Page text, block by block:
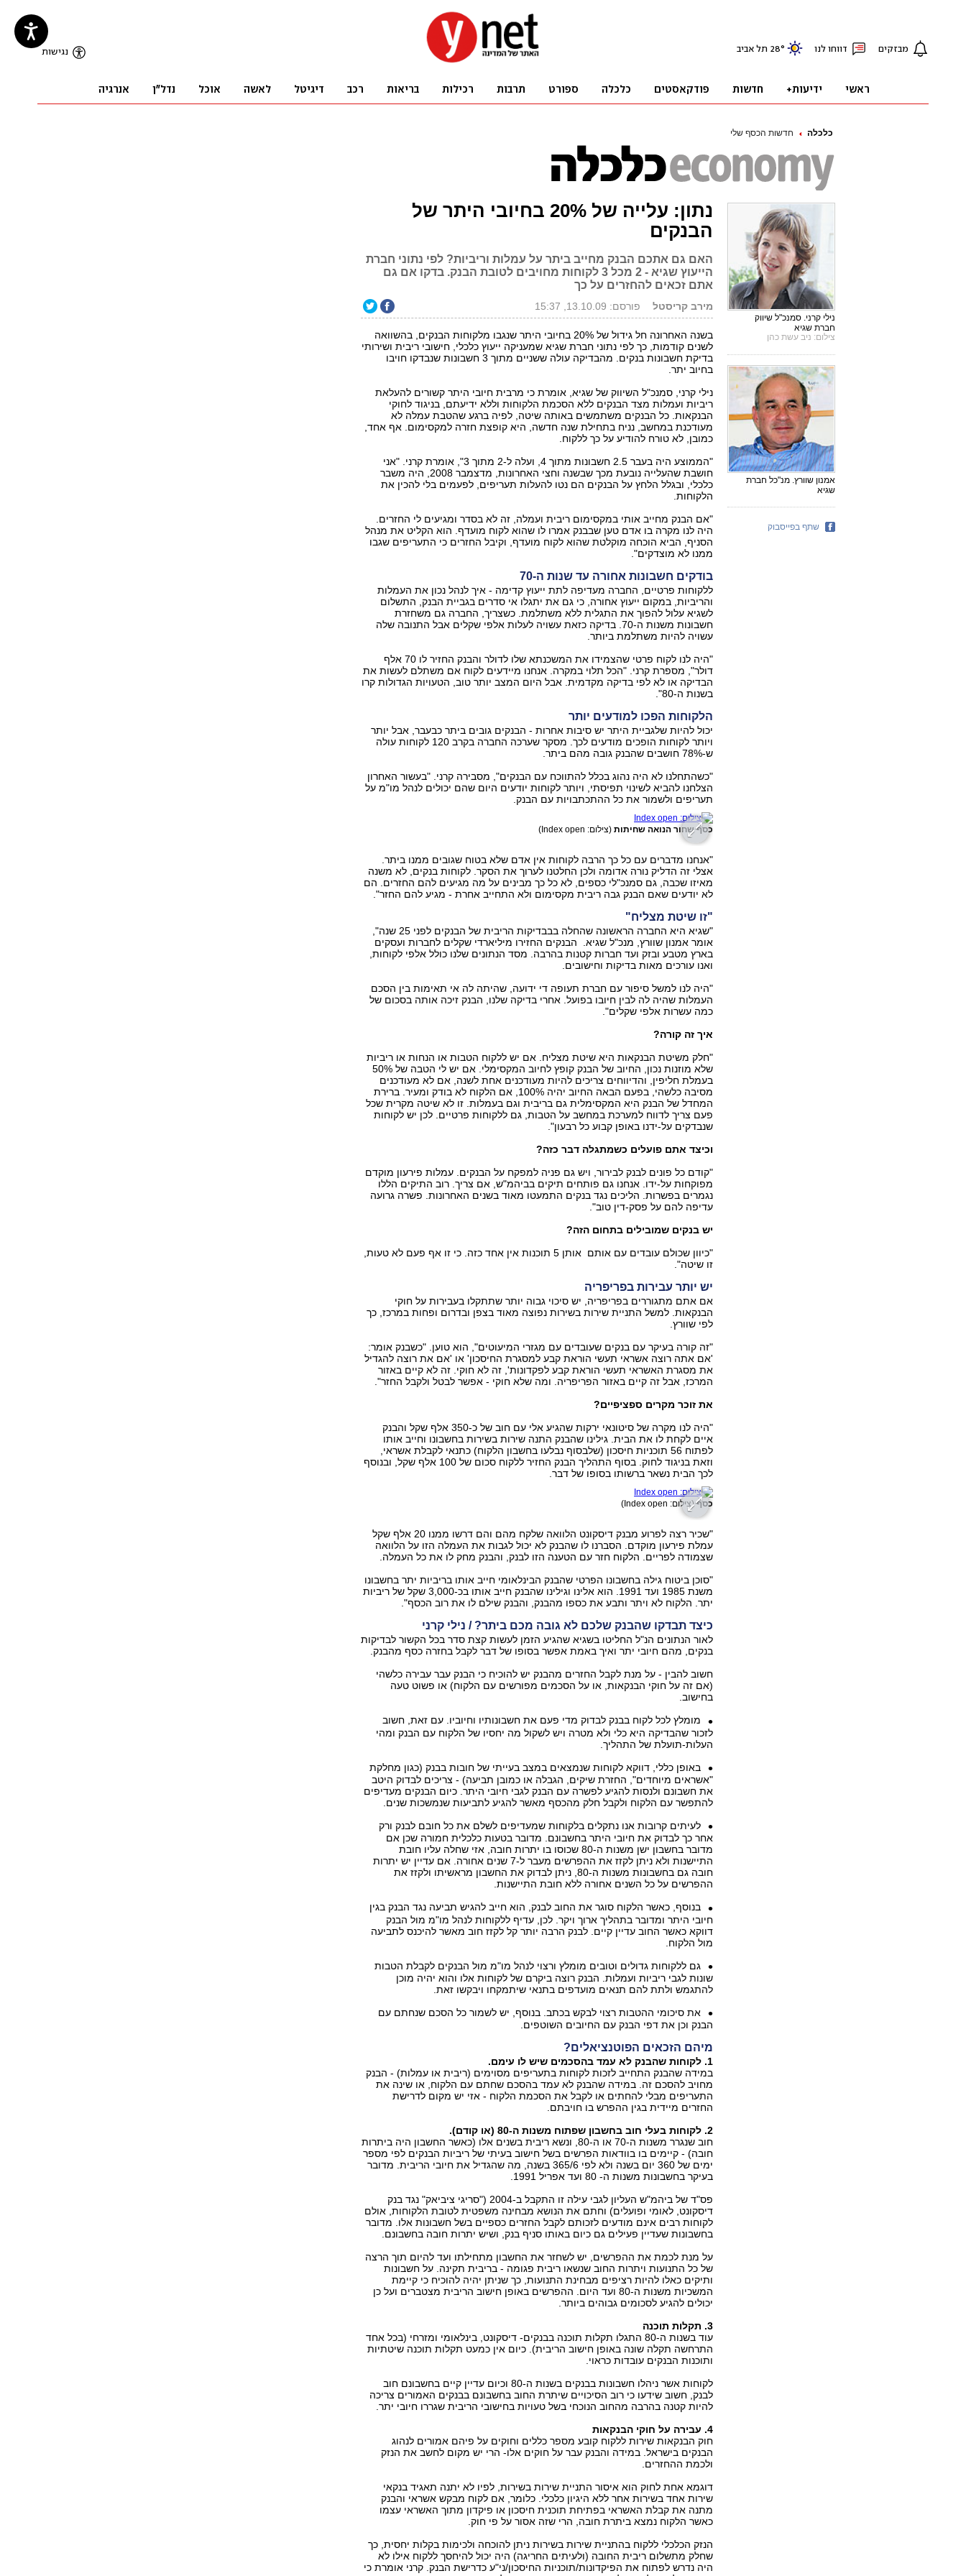
כלכלה חדשות הכסף שלי
נתון: עלייה של 20% בחיובי היתר של
הבנקים
האם גם אתכם הבנק מחייב ביתר על עמלות וריביות? לפי נתוני חברת
הייעוץ שגיא - 2 מכל 3 לקוחות מחויבים לטובת הבנק. בדקו אם גם
אתם זכאים להחזרים על כך
מירב קריסטל פורסם: 13.10.09, 15:37
בשנה האחרונה חל גידול של 20% בחיובי היתר שנגבו מלקוחות הבנקים, בהשוואה
לשנים קודמות, כך לפי נתוני חברת שגיא שמעניקה ייעוץ כלכלי, חישובי ריבית ושירותי
בדיקת חשבונות בנקים. מהבדיקה עולה ששניים מתוך 3 חשבונות שנבדקו חויבו
בחיוב יתר.
נילי קרני, סמנכ"ל השיווק של שגיא, אומרת כי מרבית חיובי היתר קשורים להעלאת
ריביות ועמלות מצד הבנקים ללא הסכמת הלקוחות וללא ידיעתם, בניגוד לחוקי
הבנקאות. כל הבנקים משתמשים באותה שיטה, לפיה ברגע שהטבת עמלה לא
מעודכנת במחשב, נניח בתחילת שנה חדשה, היא קופצת חזרה למקסימום. אף אחד,
כמובן, לא טורח להודיע על כך ללקוח.
"הממוצע היה בעבר 2.5 חשבונות מתוך 4, ועלה ל-2 מתוך 3", אומרת קרני. "אני
חושבת שהעלייה נובעת מכך שבשנה וחצי האחרונות, מדצמבר 2008, היה משבר
כלכלי, ובגלל הלחץ על הבנקים הם נטו להעלות תעריפים, לפעמים בלי להכין את
הלקוחות.
"אם הבנק מחייב אותי במקסימום ריבית ועמלה, זה לא בסדר ומגיעים לי החזרים.
היה לנו מקרה בו אדם טען שבבנק אמרו לו שהוא לקוח מועדף. הוא הקליט את מנהל
הסניף, הביא הוכחה מוקלטת שהוא לקוח מועדף, וקיבל החזרים כי התעריפים שגבו
ממנו לא מוצדקים".
בודקים חשבונות אחורה עד שנות ה-70
ללקוחות פרטיים, החברה מעדיפה לתת ייעוץ קדימה - איך לנהל נכון את העמלות
והריביות, במקום ייעוץ אחורה, כי גם את יתגלו אי סדרים בגביית הבנק, התשלום
לשגיא עלול להפוך את התגלית ללא משתלמת. כשצריך, החברה גם משחזרת
חשבונות משנות ה-70. בדיקה כזאת עשויה לעלות אלפי שקלים אבל התנובה שלה
עשויה להיות משתלמת ביותר.
"היה לנו לקוח פרטי שהצמידו את המשכנתא שלו לדולר והבנק החזיר לו 70 אלף
דולר", מספרת קרני. "הכל תלוי במקרה. אנחנו מיידעים לקוח אם משתלם לעשות את
הבדיקה או לא לפי בדיקה מקדמית. אבל היום המצב יותר טוב, הטעויות הגדולות קרו
בשנות ה-80".
הלקוחות הפכו למודעים יותר
יכול להיות שלגביית היתר יש סיבות אחרות - הבנקים גובים ביתר כבעבר, אבל יותר
ויותר לקוחות הופכים מודעים לכך. מסקר שערכה החברה בקרב 120 לקוחות עולה
ש-78% חושבים שהבנק גובה מהם ביתר.
"כשהתחלנו לא היה נהוג בכלל להתווכח עם הבנקים", מסבירה קרני. "בעשור האחרון
הצלחנו להביא לשינוי תפיסתי, ויותר לקוחות יודעים היום שהם יכולים לנהל מו"מ על
תעריפים ולשמור את כל ההתכתבויות עם הבנק.
כסף שחור הנואה שחיתות (צילום: Index open)
"אנחנו מדברים עם כל כך הרבה לקוחות אין אדם שלא בטוח שגובים ממנו ביתר.
אצלי זה הדליק נורה אדומה ולכן החלטנו לערוך את הסקר. לקוחות בנקים, לא משנה
מאיזו שכבה, גם סמנכ"לי כספים, לא כל כך מבינים על מה מגיעים להם החזרים. הם
לא יודעים שאם הבנק גבה ריבית מקסימום ולא התחייב אחרת - מגיע להם החזר".
"זו שיטת מצליח"
"שגיא היא החברה הראשונה שהחלה בבבדיקות הריבית של הבנקים לפני 25 שנה",
אומר אמנון שוורץ, מנכ"ל שגיא. הבנקים החזירו מיליארדי שקלים לחברות ועסקים
בארץ מטבע ובזק ועד חברות קטנות בהרבה. מסד הנתונים שלנו כולל אלפי לקוחות,
ואנו עורכים מאות בדיקות וחישובים.
"היה לנו למשל סיפור עם חברת תעופה די ידועה, שהיתה לה אי תאימות בין הסכם
העמלות שהיה לה לבין חיובו בפועל. אחרי בדיקה שלנו, הבנק זיכה אותה בסכום של
כמה עשרות אלפי שקלים".
איך זה קורה?
"חלק משיטת הבנקאות היא שיטת מצליח. אם יש ללקוח הטבות או הנחות או ריביות
שלא מוזנות נכון, החיוב של הבנק קופץ לחיוב המקסימלי. אם יש לי הטבה של 50%
בעמלת חליפין, והדיווחים צריכים להיות מעודכנים אחת לשנה, אם לא מעודכנים
מסיבה כלשהי, בפעם הבאה החיוב יהיה 100%, אם הלקוח לא בודק ומעיר. ברירת
המחדל של הבנק היא המקסימלית גם בריבית וגם בעמלות. זו לא שיטה מקרית שכל
פעם צריך לדווח למערכת במחשב על הטבות, גם ללקוחות פרטיים. לכן יש לקוחות
שנבדקים על-ידנו באופן קבוע כל רבעון".
וכיצד אתם פועלים כשמתגלה דבר כזה?
"קודם כל פונים לבנק לבירור, ויש גם פניה למפקח על הבנקים. עמלות פירעון מוקדם
מפוקחות על-ידו. אנחנו גם פותחים תיקים בביהמ"ש, אם צריך. רוב התיקים הללו
נגמרים בפשרות. הליכים נגד בנקים התמעטו מאוד בשנים האחרונות. פשרה גרועה
עדיפה להם על פסק-דין טוב".
יש בנקים שמובילים בתחום הזה?
"כיוון שכולם עובדים עם אותם אותן 5 תוכנות אין אחד כזה. כי זו אף פעם לא טעות,
זו שיטה".
יש יותר עבירות בפריפריה
אם אתם מתגוררים בפריפריה, יש סיכוי גבוה יותר שתתקלו בעבירות על חוקי
הבנקאות. למשל התניית שירות בשירות נפוצה מאוד בצפן ובדרום ופחות במרכז, כך
לפי שוורץ.
"זה קורה בעיקר עם בנקים שעובדים עם מגזרי המיעוטים", הוא טוען. "כשבנק אומר:
'אם אתה רוצה אשראי תעשי הוראת קבע למסגרת החיסכון' או 'אם את רוצה להגדיל
את מסגרת האשראי תעשי הוראת קבע לפקדונות', זה לא חוקי. זה לא קיים באזור
המרכז, אבל זה קיים באזור הפריפריה. ומה שלא חוקי - אפשר לבטל ולקבל החזר".
את זוכר מקרים ספציפיים?
"היה לנו מקרה של סיטונאי ירקות שהגיע אלי עם חוב של כ-350 אלף שקל והבנק
איים לקחת לו את הבית. גילינו שהבנק התנה שירות בשירות בחשבונו וחייב אותו
לפתוח 56 תוכניות חיסכון (שלבסוף נבלעו בחשבון הלקוח) כתנאי לקבלת אשראי,
וזאת בניגוד לחוק. בסוף התהליך הבנק החזיר ללקוח סכום של 100 אלף שקל, ובנוסף
לכך הבית נשאר ברשותו בסופו של דבר.
כסף(צילום: Index open)
"שכיר רצה לפרוע מבנק דיסקונט הלוואה שלקח מהם והם דרשו ממנו 20 אלף שקל
עמלת פירעון מוקדם. הסברנו לו שהבנק לא יכול לגבות את העמלה הזו על הלוואה
שצמודה לפריים. הלקוח חזר עם הטענה הזו לבנק, והבנק מחק לו את כל העמלה.
"סוכן ביטוח גילה בחשבונו הפרטי שהבנק הבינלאומי חייב אותו בריביות יתר בחשבונו
משנת 1985 ועד 1991. הוא אלינו וגילינו שהבנק חייב אותו בכ-3,000 שקל של ריביות
יתר. הלקוח לא ויתר ותבע את כספו מהבנק, והבנק שילם לו את רוב הכסף".
כיצד תבדקו שהבנק שלכם לא גובה מכם ביתר? / נילי קרני
לאור הנתונים הנ"ל החליטו בשגיא שהגיע הזמן לעשות קצת סדר בכל הקשור לבדיקות
בנקים, מהם חיובי יתר ואיך באמת אפשר בסופו של דבר לקבל בחזרה כסף מהבנק.
חשוב להבין - על מנת לקבל החזרים מהבנק יש להוכיח כי הבנק עבר עבירה כלשהי
(אם זה על חוקי הבנקאות, או על הסכמים מפורשים עם הלקוח) או פשוט טעה
בחישוב.
מומלץ לכל לקוח בבנק לבדוק מדי פעם את חשבונותיו וחיוביו. עם זאת, חשוב
לזכור שהבדיקה היא כלי ולא מטרה ויש לשקול מה יחסיו של הלקוח עם הבנק ומהי
העלות-תועלת של התהליך.
באופן כללי, דווקא לקוחות שנמצאים במצב בעייתי של חובות בבנק (כגון מחלקת
"אשראים מיוחדים", החזרת שיקים, הגבלה או כמובן תביעה) - צריכים לבדוק היטב
את חשבונם ולנסות להגיע לפשרה עם הבנק לגבי חיובי היתר. כיום הבנקים מעדיפים
להתפשר עם הלקוח ולקבל חלק מהכסף מאשר להגיע לתביעות שנמשכות שנים.
לעיתים קרובות אנו נתקלים בלקוחות שמעדיפים לשלם את כל חובם לבנק ורק
אחר כך לבדוק את חיובי היתר בחשבונם. מדובר בטעות כלכלית חמורה שכן אם
מדובר בחשבון ישן משנות ה-80 שכוסו בו יתרות חובה, אזי שחלה עליו חובת
התיישנות ולא ניתן לקזז את ההפרשים מעבר ל-7 שנים אחורה. אם עדיין יש יתרות
חובה גם בחשבונות משנות ה-80, ניתן לבדוק את החשבון מראשיתו ולקזז את
ההפרשים על כל השנים אחורה ללא חובת התיישנות.
בנוסף, כאשר הלקוח סוגר את החוב לבנק, הוא חייב להגיש תביעה נגד הבנק בגין
חיובי היתר ומדובר בתהליך ארוך ויקר. לכן, עדיף ללקוחות לנהל מו"מ מול הבנק
דווקא כאשר החוב עדיין קיים. לבנק הרבה יותר קל לקזז חוב מאשר להיכנס לתביעה
מול הלקוח.
גם ללקוחות גדולים וטובים מומלץ ורצוי לנהל מו"מ מול הבנקים לקבלת הטבות
שונות לגבי ריביות ועמלות. הבנק רוצה ביקרם של לקוחות אלו והוא יהיה מוכן
להתגמש ולתת להם תנאים מועדפים בתנאי שיתמקחו ויבקשו זאת.
את סיכומי ההטבות רצוי לבקש בכתב. בנוסף, יש לשמור כל הסכם שנחתם עם
הבנק וכן את דפי הבנק עם החיובים השוטפים.
מיהם הזכאים הפוטנציאלים?
1. לקוחות שהבנק לא עמד בהסכמים שיש לו עימם.
במידה שהבנק התחייב לזכות לקוחות בתעריפים מסוימים (ריבית או עמלות) - הבנק
מחויב להסכם זה. במידה שהבנק לא עמד בהסכם שחתם עם הלקוח, או שינה את
התעריפים מבלי להחתים או לקבל את הסכמת הלקוח - אזי יש מקום לדרישת
החזרים מיידית בגין ההפרש בו חויבתם.
2. לקוחות בעלי חוב בחשבון שפתוח משנות ה-80 (או קודם).
חוב שנגרר משנות ה-70 או ה-80, ונשא ריבית בשנים אלו (כאשר החשבון היה ביתרות
חובה) - קיימים בו בוודאות הפרשים בשל חישוב בעיתי של ריביות הבנקים לפי מספר
ימים של 360 יום בשנה ולא לפי 365/6 בשנה, מה שהגדיל את חיובי הריבית. מדובר
בעיקר בחשבונות משנות ה- 80 ועד אפריל 1991.
פס"ד של ביהמ"ש העליון לגבי עילה זו התקבל ב-2004 ("סריגי ציביאק" נגד בנק
דיסקונט, לאומי ופועלים) וחתם את הנושא מבחינה משפטית לטובת הלקוחות, אולם
לקוחות רבים אינם מודעים לזכותם לקבל החזרים כספיים בשל חשבונות אלו. מדובר
בחשבונות שעדיין פעילים גם כיום באותו סניף בנק, ושיש יתרות חובה בחשבונם.
על מנת לכמת את ההפרשים, יש לשחזר את החשבון מתחילתו ועד להיום תוך הרצה
של כל התנועות ויתרות החוב שנשאו ריבית פגומה - בריבית תקינה. על חשבונות
ותיקים כאלו להיות רציפים מבחינת התנועות, כך שניתן יהיה להוכיח כי קיימת
המשכיות משנות ה-80 ועד היום. ההפרשים באופן חישוב הריבית מצטברים ועל כן
יכולים להגיע לסכומים גבוהים ביותר.
3. תקלות תוכנה
עוד בשנות ה-80 התגלו תקלות תוכנה בבנקים- דיסקונט, בינלאומי ומזרחי (בכל אחד
התרחשה תקלה שונה באופן חישוב הריבית). כיום אין כמעט תקלות תוכנה שיטתיות
ותוכנות הבנקים עובדות כראוי.
לקוחות אשר ניהלו חשבונות בבנקים בשנות ה-80 וכיום עדיין קיים בחשבונם חוב
לבנק, חשוב שידעו כי רוב הסיכויים שיתרת החוב בחשבונם בבנקים האמורים צריכה
להיות קטנה בהרבה מהחוב הנוכחי בשל טעויות בחישובי הריבית שגררו חיובי יתר.
4. עבירה על חוקי הבנקאות
חוק הבנקאות שירות ללקוח קובע מספר כללים וחוקים על פיהם אמורים לנהוג
הבנקים בישראל. במידה והבנק עבר על חוקים אלו- הרי יש מקום לחשב את הנזק
ולכמת ההחזרים.
דוגמא אחת לחוק הוא איסור התניית שירות בשירות, לפיו לא יתנה תאגיד בנקאי
שירות אחד בשירות אחר ללא היגיון כלכלי. כלומר, אם לקוח מבקש אשראי והבנק
מתנה את קבלת האשראי בפתיחת תוכנית חיסכון או פיקדון מתוך האשראי עצמו
כאשר הלקוח נמצא ביתרת חובה, הרי שזה אסור על פי חוק.
הנזק הכלכלי ללקוח בהתניית שירות בשירות ניתן להוכחה ולכימות בקלות יחסית, כך
שחלק מתשלום ריבית החובה (ולעיתים החריגה) היה יכול להיחסך ללקוח אילו לא
היה נדרש לפתוח את הפיקדונות/תוכניות החיסכון/ני"ע כדרישת הבנק. קרני אומרת כי
נילי קרני. סמנכ"ל שיווק
חברת שגיא
צילום: ניב עשת כהן
אמנון שוורץ. מנ"כל חברת
שגיא
שתף בפייסבוק